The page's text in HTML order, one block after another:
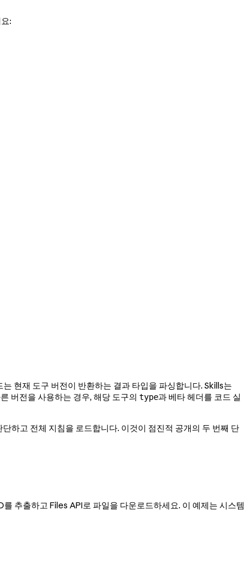
:
현재 도구 버전이 반환하는 결과 타입을 파싱합니다. Skills는
버전을 사용하는 경우, 해당 도구의 type과 베타 헤더를 코드 실
하고 전체 지침을 로드합니다. 이것이 점진적 공개의 두 번째 단
추출하고 Files API로 파일을 다운로드하세요. 이 예제는 시스템